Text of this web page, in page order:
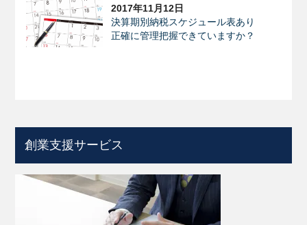
2017年11月12日
決算期別納税スケジュール表あり
正確に管理把握できていますか？
創業支援サービス